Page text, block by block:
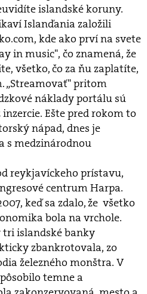
islandské koruny.
Islanďania založili
kde ako prví na svete
in music", čo znamená, že
všetko, čo za ňu zaplatíte,
„Streamovať" pritom
náklady portálu sú
Ešte pred rokom to
nápad, dnes je
s medzinárodnou
reykjavíckeho prístavu,
centrum Harpa.
keď sa zdalo, že všetko
bola na vrchole.
tri islandské banky
zbankrotovala, zo
železného monštra. V
temne a